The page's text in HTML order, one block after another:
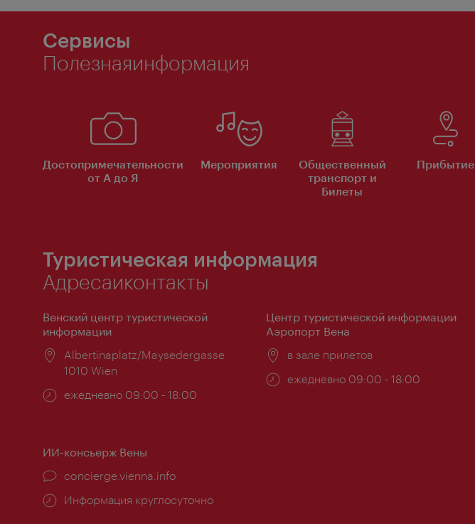
Сервисы
Полезнаяинформация
Достопримечательности
от А до Я
Мероприятия
Общественный
транспорт и
Билеты
Прибытие
Туристическая информация
Адресаиконтакты
Венский центр туристической
информации
Расположение:
Albertinaplatz/Maysedergasse
1010 Wien
Часы
ежедневно 09:00 - 18:00
Центр туристической информации
Аэропорт Вена
Расположение:
в зале прилетов
Часы
ежедневно 09:00 - 18:00
ИИ-консьерж Вены
concierge.vienna.info
Информация круглосуточно